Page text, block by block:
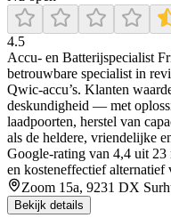
4.5
Accu‑ en Batterijspecialist
betrouwbare specialist in
Qwic‑accu’s. Klanten
deskundigheid — met
laadpoorten, herstel van
als de heldere, vriendelijke
Google‑rating van 4,4 uit
en kosteneffectief alternatief
Zoom 15a, 9231 DX
Bekijk details